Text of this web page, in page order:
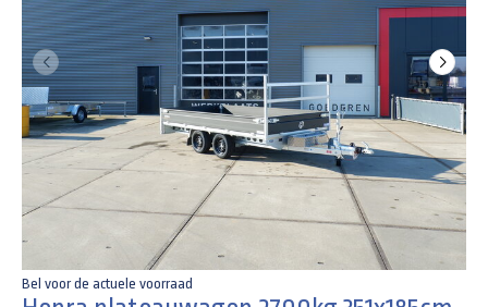
Bel voor de actuele voorraad